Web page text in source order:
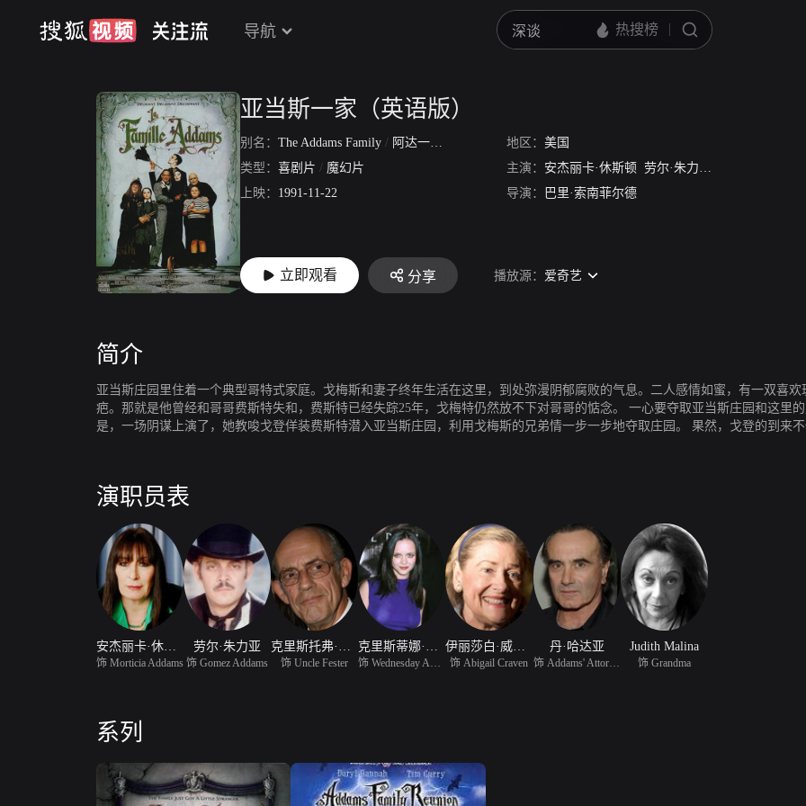
导航
亚当斯一家（英语版）
别名： The Addams Family / 阿达一族 爱登士家庭 /亚当斯一家1
地区： 美国
类型： 喜剧片 / 魔幻片 主演： 安杰丽卡·休斯顿 劳尔·朱力亚
上映： 1991-11-22 导演： 巴里·索南菲尔德
立即观看 分享 播放源： 爱奇艺
简介
亚当斯庄园里住着一个典型哥特式家庭。戈梅斯和妻子终年生活在这里，到处弥漫阴郁腐败的气息。二人感情如蜜，有一双喜
疤。那就是他曾经和哥哥费斯特失和，费斯特已经失踪25年，戈梅特仍然放不下对哥哥的惦念。 一心要夺取亚当斯庄园和这里的财富的母亲有一个儿子戈登，貌相跟费斯特相向。于
是，一场阴谋上演了，她教唆戈登佯装费斯特潜入亚当斯庄园，利用戈梅斯的兄弟情一步一步地夺取庄园。 果然，戈登的到来不仅使戈梅斯大为惊喜，他渐渐融入这里的家庭生活，戈
演职员表
饰 Morticia Addams
劳尔·朱力亚
饰 Gomez Addams 饰 Uncle Fester 饰 Abigail Craven
丹·哈达亚
饰 Addams' Attorney
Judith Malina
饰 Grandma
系列